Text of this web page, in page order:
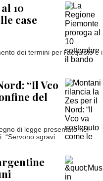
10
case
dei termini per l'acquisto e il
“Il Vco
del
di legge presentato nel
“Servono sgravi...